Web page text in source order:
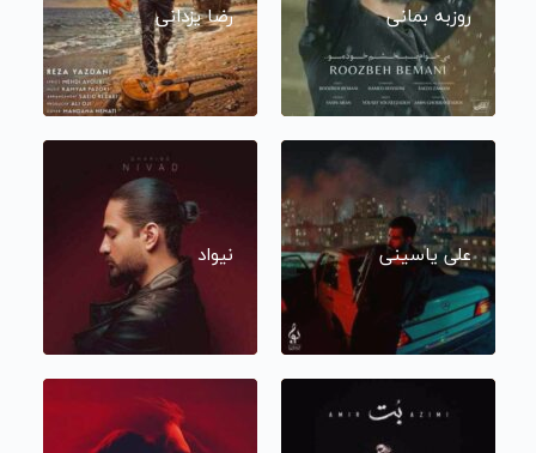
روزبه بمانی رضا یزدانی
علی یاسینی نیواد